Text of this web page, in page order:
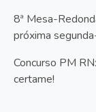
8ª Mesa-
próxima
Concurso PM
certame!